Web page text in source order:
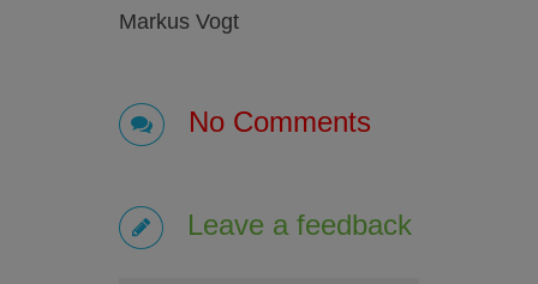
Markus Vogt
No Comments
Leave a feedback